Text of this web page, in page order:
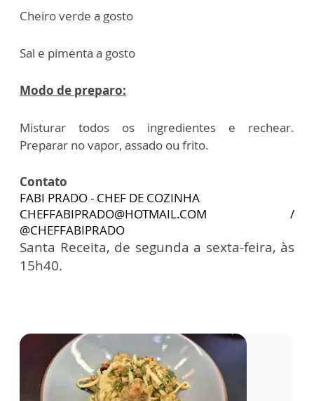
Cheiro verde a gosto
Sal e pimenta a gosto
Modo de preparo:
Misturar todos os ingredientes e rechear.
Preparar no vapor, assado ou frito.
Contato
FABI PRADO - CHEF DE COZINHA
CHEFFABIPRADO@HOTMAIL.COM /
@CHEFFABIPRADO
Santa Receita, de segunda a sexta-feira, às
15h40.